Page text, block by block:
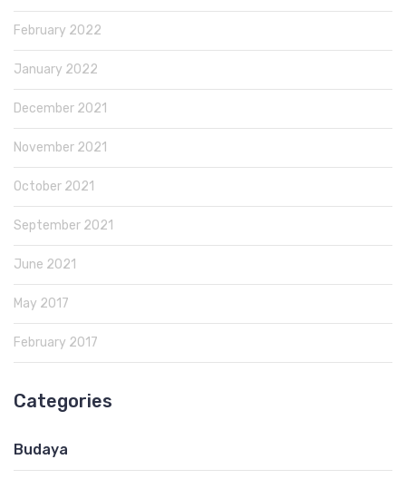
February 2022
January 2022
December 2021
November 2021
October 2021
September 2021
June 2021
May 2017
February 2017
Categories
Budaya